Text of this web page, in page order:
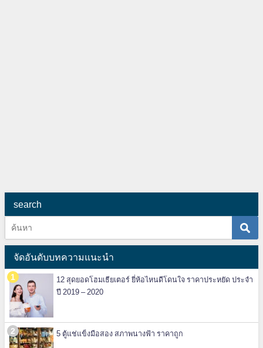
search
จัดอันดับบทความแนะนำ
12 สุดยอดโฮมเธียเตอร์ ยี่ห้อไหนดีโดนใจ ราคาประหยัด ประจำ
ปี 2019 – 2020
5 ตู้แช่แข็งมือสอง สภาพนางฟ้า ราคาถูก